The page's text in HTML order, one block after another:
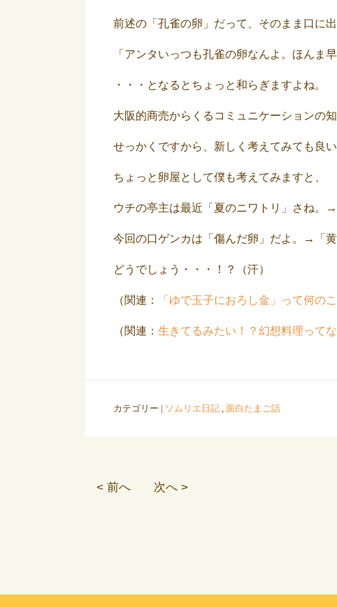
前述の「孔雀の卵」だって、そのまま口に
「アンタいっつも孔雀の卵なんよ。ほんま
・・・となるとちょっと和らぎますよね。
大阪的商売からくるコミュニケーションの
せっかくですから、新しく考えてみても良
ちょっと卵屋として僕も考えてみますと、
ウチの亭主は最近「夏のニワトリ」さね。→
今回の口ゲンカは「傷んだ卵」だよ。→「黄
どうでしょう・・・！？（汗）
（関連： 「ゆで玉子におろし金」って何の
（関連： 生きてるみたい！？幻想料理って
カテゴリー | ソムリエ日記 , 面白たまご話
< 前へ 次へ >